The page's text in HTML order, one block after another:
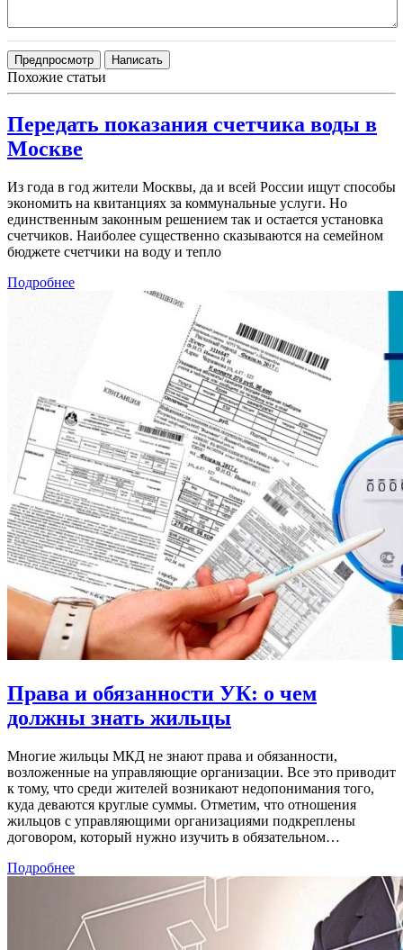
Похожие статьи
Передать показания счетчика воды в
Москве
Из года в год жители Москвы, да и всей России ищут способы
экономить на квитанциях за коммунальные услуги. Но
единственным законным решением так и остается установка
счетчиков. Наиболее существенно сказываются на семейном
бюджете счетчики на воду и тепло
Подробнее
Права и обязанности УК: о чем
должны знать жильцы
Многие жильцы МКД не знают права и обязанности,
возложенные на управляющие организации. Все это приводит
к тому, что среди жителей возникают недопонимания того,
куда деваются круглые суммы. Отметим, что отношения
жильцов с управляющими организациями подкреплены
договором, который нужно изучить в обязательном…
Подробнее